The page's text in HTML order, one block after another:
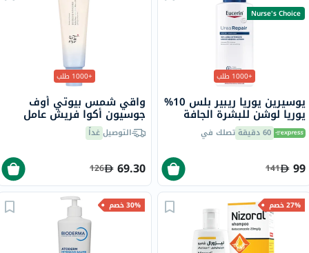
Nurse's Choice
+1000 طلب
يوسيرين يوريا ريبير بلس 10%
يوريا لوشن للبشرة الجافة
والخشنة 250 مل
60 دقيقة تصلك في
99
141
+1000 طلب
واقي شمس بيوتي أوف
جوسيون أكوا فريش عامل
PA++++، 50 مل
التوصيلغداً
69.30
126
27% خصم 30% خصم